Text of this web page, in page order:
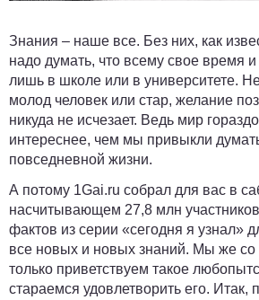
Знания – наше все. Без них, как
надо думать, что всему свое время и
лишь в школе или в университете.
молод человек или стар, желание
никуда не исчезает. Ведь мир
интереснее, чем мы привыкли
повседневной жизни.
А потому 1Gai.ru собрал для вас в
насчитывающем 27,8 млн
фактов из серии «сегодня я узнал»
все новых и новых знаний. Мы же со
только приветствуем такое
стараемся удовлетворить его. Итак,